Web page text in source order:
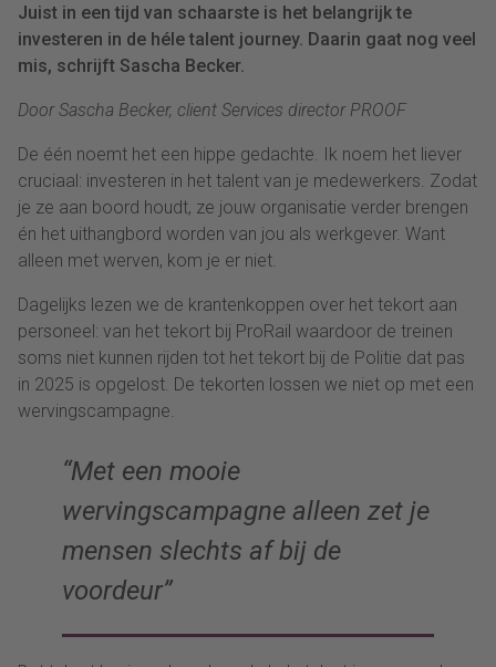
Juist in een tijd van schaarste is het belangrijk te
investeren in de héle talent journey. Daarin gaat nog veel
mis, schrijft Sascha Becker.
Door Sascha Becker, client Services director PROOF
De één noemt het een hippe gedachte. Ik noem het liever
cruciaal: investeren in het talent van je medewerkers. Zodat
je ze aan boord houdt, ze jouw organisatie verder brengen
én het uithangbord worden van jou als werkgever. Want
alleen met werven, kom je er niet.
Dagelijks lezen we de krantenkoppen over het tekort aan
personeel: van het tekort bij ProRail waardoor de treinen
soms niet kunnen rijden tot het tekort bij de Politie dat pas
in 2025 is opgelost. De tekorten lossen we niet op met een
wervingscampagne.
“Met een mooie
wervingscampagne alleen zet je
mensen slechts af bij de
voordeur”